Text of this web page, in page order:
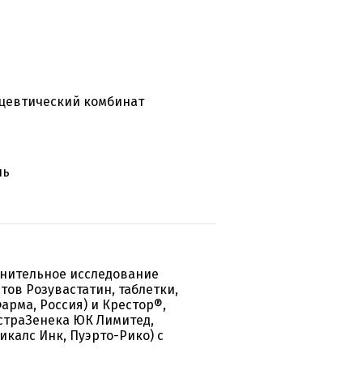
комбинат
исследование
Розувастатин, таблетки,
Россия) и Крестор®,
ЮК Лимитед,
Инк, Пуэрто-Рико) с